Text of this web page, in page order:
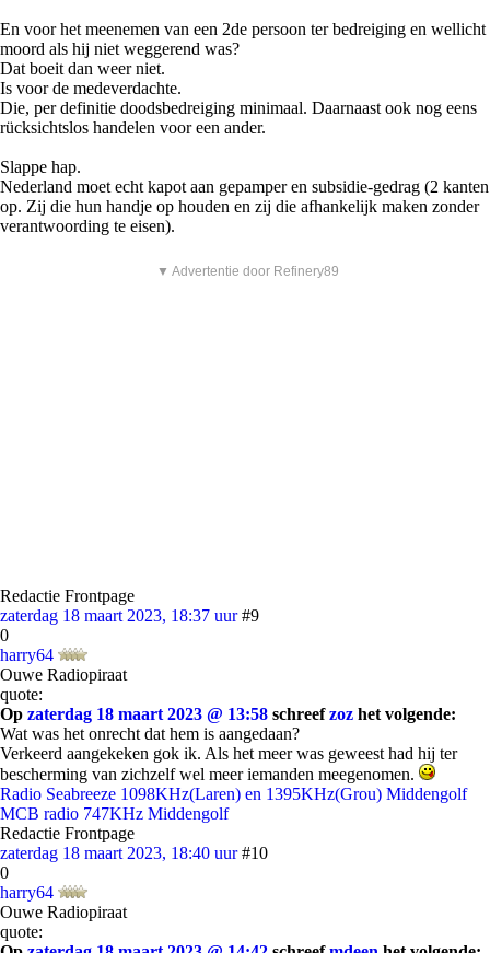
En voor het meenemen van een 2de persoon ter bedreiging en wellicht
moord als hij niet weggerend was?
Dat boeit dan weer niet.
Is voor de medeverdachte.
Die, per definitie doodsbedreiging minimaal. Daarnaast ook nog eens
rücksichtslos handelen voor een ander.
Slappe hap.
Nederland moet echt kapot aan gepamper en subsidie-gedrag (2 kanten
op. Zij die hun handje op houden en zij die afhankelijk maken zonder
verantwoording te eisen).
▼ Advertentie door Refinery89
Redactie Frontpage
zaterdag 18 maart 2023, 18:37 uur #9
0
harry64
Ouwe Radiopiraat
quote:
Op zaterdag 18 maart 2023 @ 13:58 schreefzoz het volgende:
Wat was het onrecht dat hem is aangedaan?
Verkeerd aangekeken gok ik. Als het meer was geweest had hij ter
bescherming van zichzelf wel meer iemanden meegenomen.
Radio Seabreeze 1098KHz(Laren) en 1395KHz(Grou) Middengolf
MCB radio 747KHz Middengolf
Redactie Frontpage
zaterdag 18 maart 2023, 18:40 uur #10
0
harry64
Ouwe Radiopiraat
quote: